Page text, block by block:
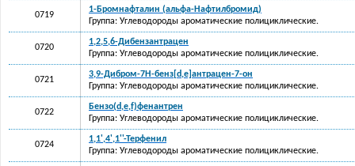
0719
1-Бромнафталин (альфа-Нафтилбромид)
Группа: Углеводороды ароматические полициклические.
0720
1,2,5,6-Дибензантрацен
Группа: Углеводороды ароматические полициклические.
0721
3,9-Дибром-7H-бенз[d,e]антрацен-7-он
Группа: Углеводороды ароматические полициклические.
0722
Бензо(d,e,f)фенантрен
Группа: Углеводороды ароматические полициклические.
0724
1,1',4',1''-Терфенил
Группа: Углеводороды ароматические полициклические.